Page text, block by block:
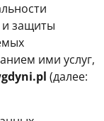
и защиты
ими услуг,
(далее: